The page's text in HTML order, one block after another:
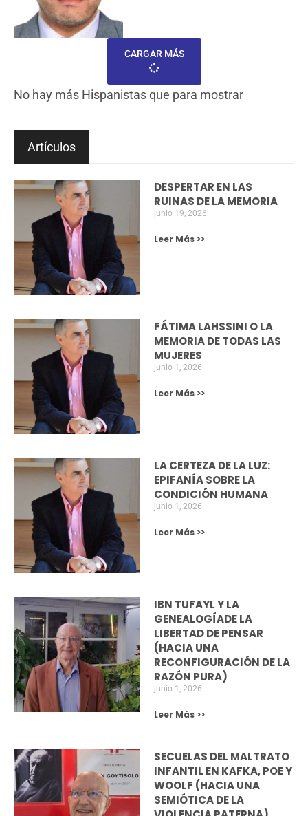
HOSSAIN BOUZINEB Y AZIZ TAZI,
ACADEMIA DE CÓRDOBA.
Córdoba, España – La Real Academia de Córdoba
ha anunciado el nombramiento de Hossain
Bouzineb y Aziz Tazi como académicos de esta
prestigiosa institución. Esta noticia ha sido recibida
con alegría tanto en España como en Marruecos,
ya que representa un importante paso hacia el
Junio 14, 2023
HOMENAJE A PALOMA FERNÁNDEZ GOMÁ
Los próximos días, 17 y 18 de marzo, se va a
celebrar en Algeciras el X Encuentro
Marzo 7, 2023
NOTICIAS